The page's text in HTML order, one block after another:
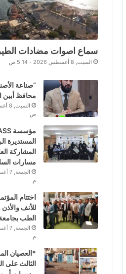
سماع اصوات مضادات
السبت, 8 أغسطس 2026 - 5:14 ص
“صناعة
محافظ أبين
ص
المستديرة
المشاركة
مسارات
م
اختتام
للأنف
الطب بجامعة
م
*العصيان
الثالث على